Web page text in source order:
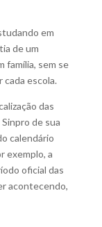
em
de um
família, sem se
cada escola.
das
de sua
calendário
exemplo, a
oficial das
acontecendo,